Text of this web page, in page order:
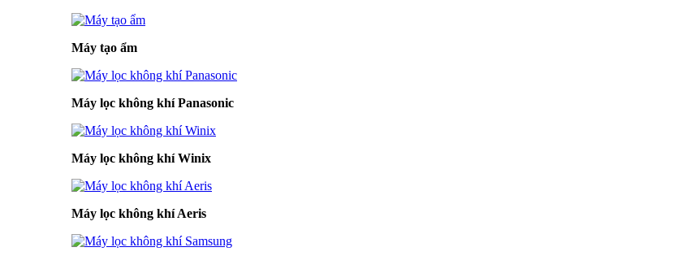
Máy tạo ẩm
Máy lọc không khí Panasonic
Máy lọc không khí Winix
Máy lọc không khí Aeris